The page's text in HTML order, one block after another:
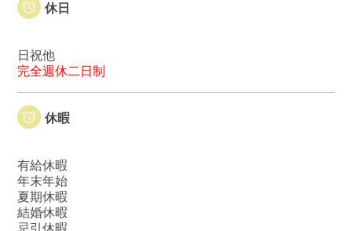
休日
日祝他
完全週休二日制
休暇
有給休暇
年末年始
夏期休暇
結婚休暇
忌引休暇